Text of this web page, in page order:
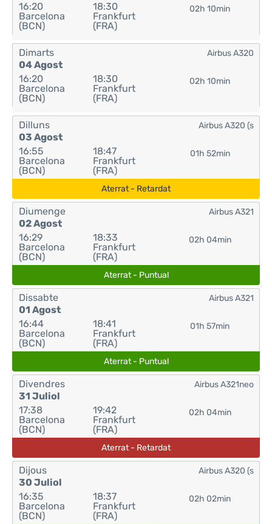
16:20
Barcelona
(BCN)
18:30
Frankfurt
(FRA)
02h 10min
Dimarts
04 Agost
16:20
Barcelona
(BCN)
18:30
Frankfurt
(FRA)
02h 10min
Airbus A320
Dilluns
03 Agost
16:55
Barcelona
(BCN)
18:47
Frankfurt
(FRA)
01h 52min
Airbus A320 (s
Aterrat - Retardat
Diumenge
02 Agost
16:29
Barcelona
(BCN)
18:33
Frankfurt
(FRA)
02h 04min
Airbus A321
Aterrat - Puntual
Dissabte
01 Agost
16:44
Barcelona
(BCN)
18:41
Frankfurt
(FRA)
01h 57min
Airbus A321
Aterrat - Puntual
Divendres
31 Juliol
17:38
Barcelona
(BCN)
19:42
Frankfurt
(FRA)
02h 04min
Airbus A321neo
Aterrat - Retardat
Dijous
30 Juliol
16:35
Barcelona
(BCN)
18:37
Frankfurt
(FRA)
02h 02min
Airbus A320 (s